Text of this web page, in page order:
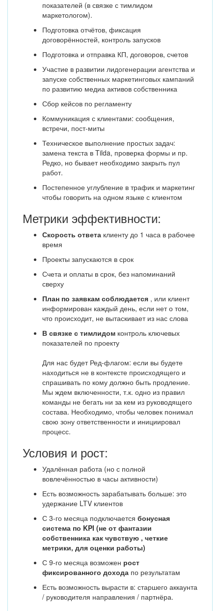
показателей (в связке с тимлидом
маркетологом).
Подготовка отчётов, фиксация
договорённостей, контроль запусков
Подготовка и отправка КП, договоров, счетов
Участие в развитии лидогенерации агентства и
запуске собственных маркетинговых кампаний
по развитию медиа активов собственника
Сбор кейсов по регламенту
Коммуникация с клиентами: сообщения,
встречи, пост-миты
Техническое выполнение простых задач:
замена текста в Tilda, проверка формы и пр.
Редко, но бывает необходимо закрыть пул
работ.
Постепенное углубление в трафик и маркетинг
чтобы говорить на одном языке с клиентом
Метрики эффективности:
Скорость ответа клиенту до 1 часа в рабочее
время
Проекты запускаются в срок
Счета и оплаты в срок, без напоминаний
сверху
План по заявкам соблюдается , или клиент
информирован каждый день, если нет о том,
что происходит, не вытаскивает из нас слова
В связке с тимлидом контроль ключевых
показателей по проекту
Для нас будет Ред-флагом: если вы будете
находиться не в контексте происходящего и
спрашивать по кому должно быть продление.
Мы ждем включенности, т.к. одно из правил
команды не бегать ни за кем из руководящего
состава. Необходимо, чтобы человек понимал
свою зону ответственности и инициировал
процесс.
Условия и рост:
Удалённая работа (но с полной
вовлечённостью в часы активности)
Есть возможность зарабатывать больше: это
удержание LTV клиентов
С 3-го месяца подключается бонусная
система по KPI (не от фантазии
собственника как чувствую , четкие
метрики, для оценки работы)
С 9-го месяца возможен рост
фиксированного дохода по результатам
Есть возможность вырасти в: старшего аккаунта
/ руководителя направления / партнёра.